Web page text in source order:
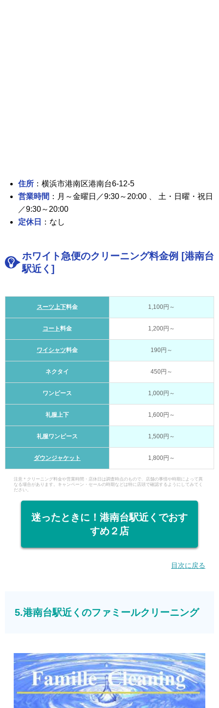
住所 ：横浜市港南区港南台6-12-5
営業時間 ：月～金曜日／9:30～20:00 、 土・日曜・祝日
／9:30～20:00
定休日
：なし
ホワイト急便のクリーニング料金例 [港南台
駅近く]
スーツ上下料金 1,100円～
コート料金 1,200円～
ワイシャツ料金 190円～
ネクタイ 450円～
ワンピース 1,000円～
礼服上下 1,600円～
礼服ワンピース 1,500円～
ダウンジャケット 1,800円～
注意＊クリーニング料金や営業時間・店休日は調査時点のもので、店舗の事情や時期によって異
なる場合があります。キャンペーン・セールの時期などは特に店頭で確認するようにしてみてく
ださい。
迷ったときに！港南台駅近くでおす
すめ２店
目次に戻る
5.港南台駅近くのファミールクリーニング